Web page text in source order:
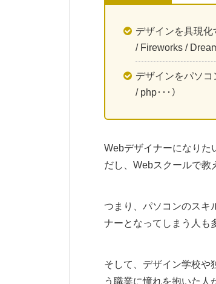
デザインを具現
/ Fireworks /
デザインをパソ
/ php･･･）
Webデザイナーになりた
だし、Webスクールで教
つまり、パソコンのスキ
ナーとなってしまう人も
そして、デザイン学校や
う職業に憧れを抱いた人